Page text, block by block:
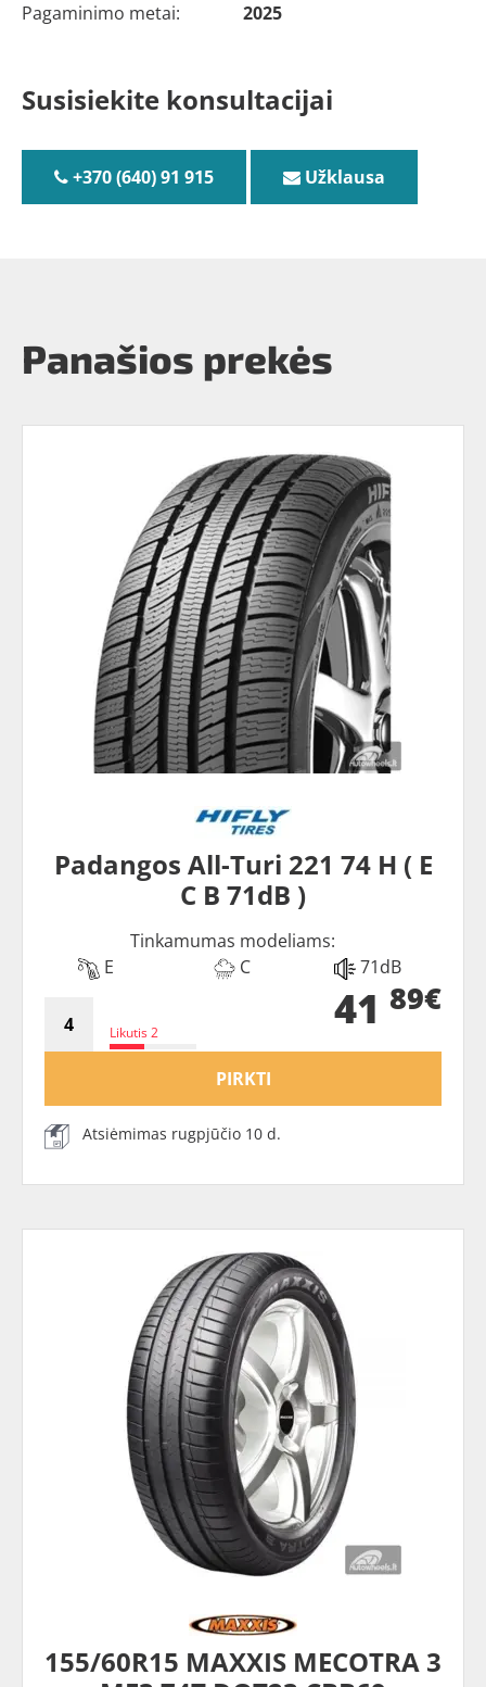
Pagaminimo metai:
2025
Susisiekite konsultacijai
+370 (640) 91 915 Užklausa
Panašios prekės
Padangos All-Turi 221 74 H ( E
C B 71dB )
Tinkamumas modeliams:
E
C 71dB
Likutis 2 41 89€
PIRKTI
Atsiėmimas rugpjūčio 10 d.
155/60R15 MAXXIS MECOTRA 3